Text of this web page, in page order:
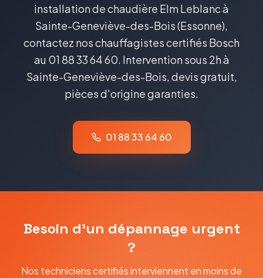
installation de chaudière Elm Leblanc à
Sainte-Geneviève-des-Bois (Essonne),
contactez nos chauffagistes certifiés Bosch
au 01 88 33 64 60. Intervention sous 2h à
Sainte-Geneviève-des-Bois, devis gratuit,
pièces d'origine garanties.
01 88 33 64 60
Besoin d'un dépannage urgent
?
Nos techniciens certifiés interviennent en moins de